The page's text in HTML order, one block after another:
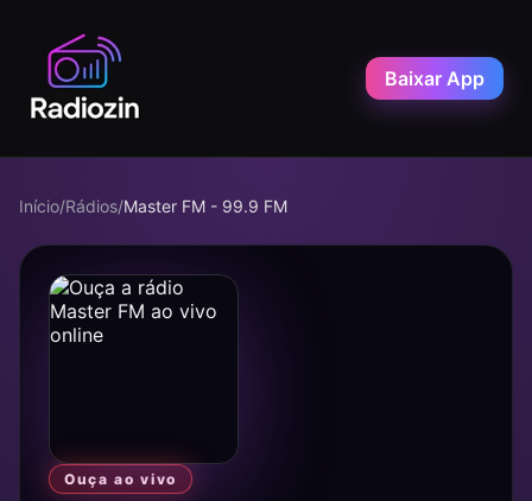
Baixar App
Início/Rádios/Master FM - 99.9 FM
Ouça ao vivo